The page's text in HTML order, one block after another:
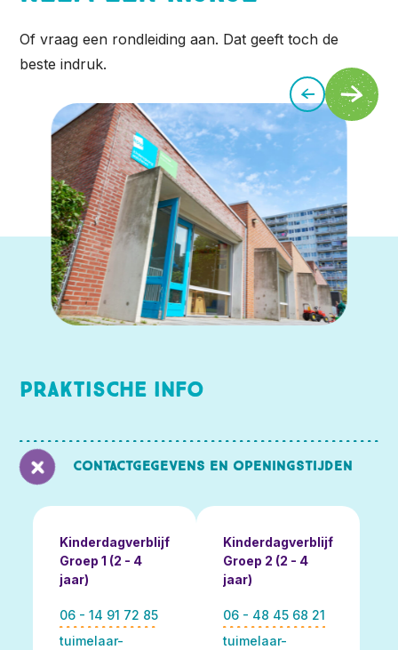
Of vraag een rondleiding aan. Dat geeft toch de
beste indruk.
Praktische info
Contactgegevens en openingstijden
Kinderdagverblijf
Groep 1 (2 - 4
jaar)
06 - 14 91 72 85
tuimelaar-
Kinderdagverblijf
Groep 2 (2 - 4
jaar)
06 - 48 45 68 21
tuimelaar-